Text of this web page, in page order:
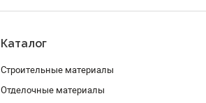
Каталог
Строительные материалы
Отделочные материалы